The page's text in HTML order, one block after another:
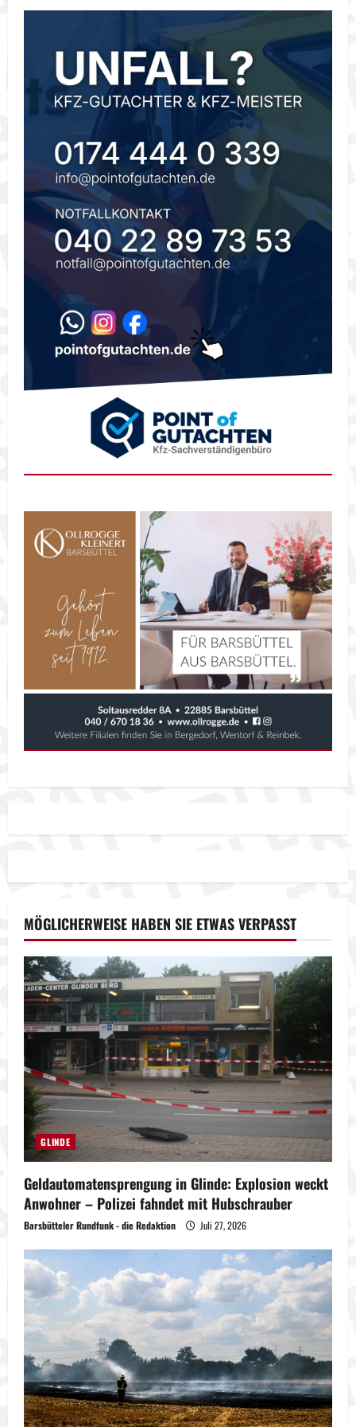
MÖGLICHERWEISE HABEN SIE ETWAS VERPASST
GLINDE
Geldautomatensprengung in Glinde: Explosion weckt
Anwohner – Polizei fahndet mit Hubschrauber
Barsbütteler Rundfunk - die Redaktion Juli 27, 2026